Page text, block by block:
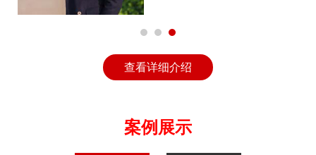
查看详细介绍
案例展示